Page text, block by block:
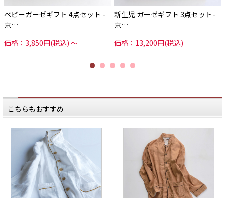
ベビーガーゼギフト 4点セット -
京…
価格：3,850円(税込)～
新生児 ガーゼギフト 3点セット-
京…
価格：13,200円(税込)
こちらもおすすめ